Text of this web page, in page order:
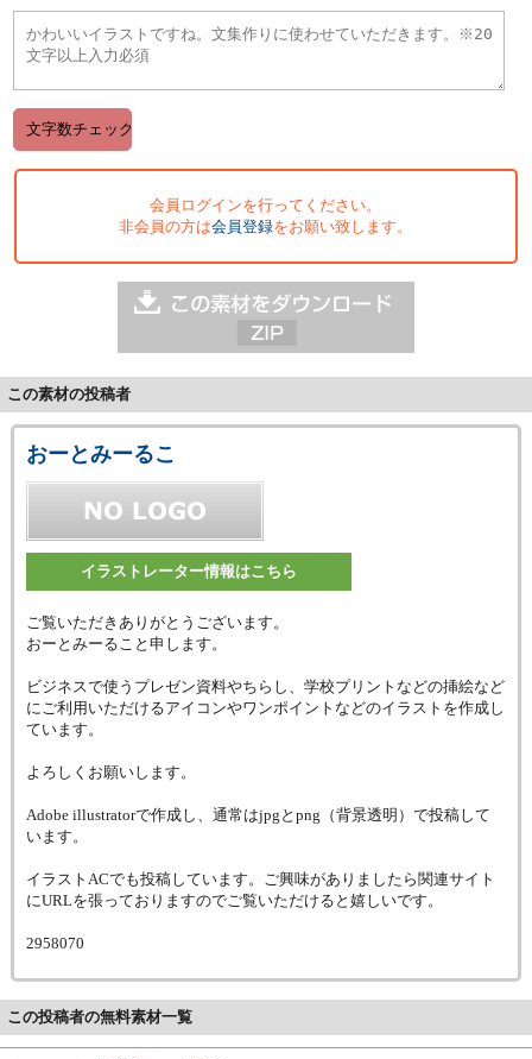
会員ログインを行ってください。
非会員の方は会員登録をお願い致します。
この素材の投稿者
おーとみーるこ
イラストレーター情報はこちら
ご覧いただきありがとうございます。
おーとみーること申します。
ビジネスで使うプレゼン資料やちらし、学校プリントなどの挿絵など
にご利用いただけるアイコンやワンポイントなどのイラストを作成し
ています。
よろしくお願いします。
Adobe illustratorで作成し、通常はjpgとpng（背景透明）で投稿して
います。
イラストACでも投稿しています。ご興味がありましたら関連サイト
にURLを張っておりますのでご覧いただけると嬉しいです。
2958070
この投稿者の無料素材一覧